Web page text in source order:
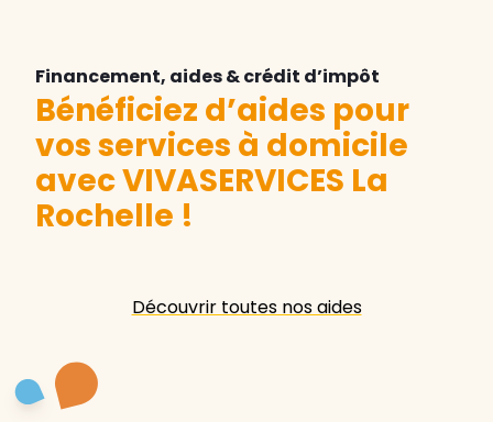
Financement, aides & crédit d’impôt
Bénéficiez d’aides pour
vos services à domicile
avec VIVASERVICES La
Rochelle !
Découvrir toutes nos aides